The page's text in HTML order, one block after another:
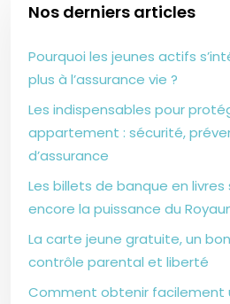
Nos derniers articles
Pourquoi les jeunes actifs
plus à l’assurance vie ?
Les indispensables pour
appartement : sécurité,
d’assurance
Les billets de banque en
encore la puissance du
La carte jeune gratuite, un
contrôle parental et liberté
Comment obtenir facilement